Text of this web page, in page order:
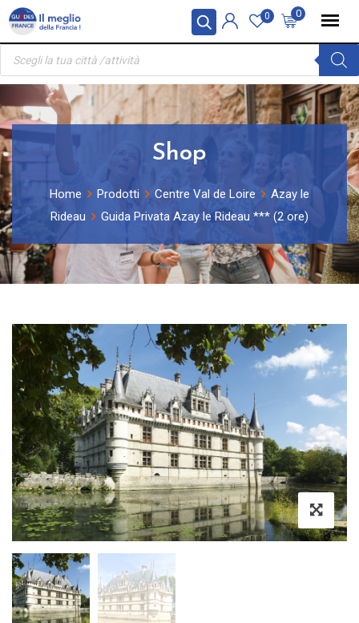
Pannello di gestione dei cookies
Skip
content
0
0
Ricerca
prodotti
Shop
Home Prodotti Centre Val de Loire
Azay le
Rideau
Guida Privata Azay le Rideau *** (2 ore)